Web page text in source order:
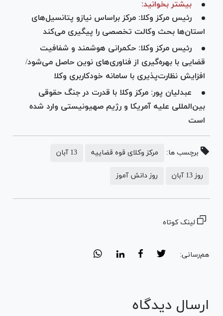
بیشتر بخوانید:
رئیس مرکز وکلا: مرکز براساس نیازو پتانسیل‌های
استان‌ها بحث وکالت تخصصی را پیگیری می‌کند
رئیس مرکز وکلا: حکمرانی هوشمند و شفافیت
قضایی با بهره‌گیری از فناوری‌های نوین حاصل می‌شود/
افزایش نظارت‌پذیری با سامانه خودکاربری وکلا
عبدلیان پور: مرکز وکلا با قدرت در جنگ حقوقی
بین‌المللی علیه آمریکا و رژیم صهیونیستی وارد شده
است
برچسب ها: مرکز وکلای قوه قضاییه 13 آبان
روز 13 آبان روز دانش آموز
لینک کوتاه
هم‌رسانی:
ارسال دیدگاه